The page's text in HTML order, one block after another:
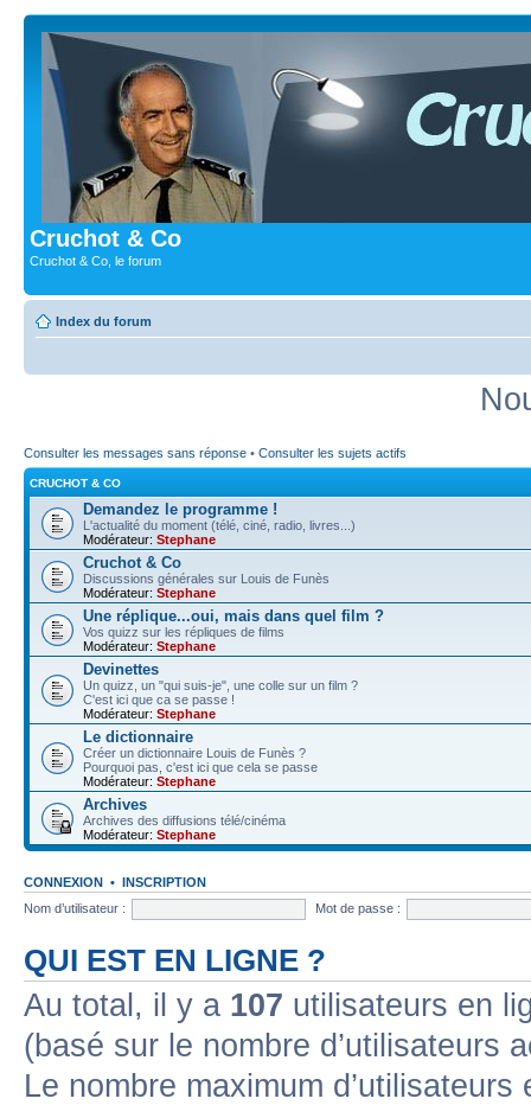
Cruchot & Co
Cruchot & Co, le forum
Index du forum
Consulter les messages sans réponse • Consulter les sujets actifs
CRUCHOT & CO
Demandez le programme !
L'actualité du moment (télé, ciné, radio, livres...)
Modérateur: Stephane
Cruchot & Co
Discussions générales sur Louis de Funès
Modérateur: Stephane
Une réplique...oui, mais dans quel film ?
Vos quizz sur les répliques de films
Modérateur: Stephane
Devinettes
Un quizz, un "qui suis-je", une colle sur un film ?
C'est ici que ca se passe !
Modérateur: Stephane
Le dictionnaire
Créer un dictionnaire Louis de Funès ?
Pourquoi pas, c'est ici que cela se passe
Modérateur: Stephane
Archives
Archives des diffusions télé/cinéma
Modérateur: Stephane
CONNEXION • INSCRIPTION
Nom d’utilisateur :
Mot de passe :
QUI EST EN LIGNE ?
Au total, il y a 107 utilisateurs en
(basé sur le nombre d’utilisateurs
Le nombre maximum